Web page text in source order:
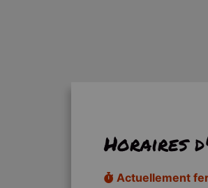
Horaires
Actuellement